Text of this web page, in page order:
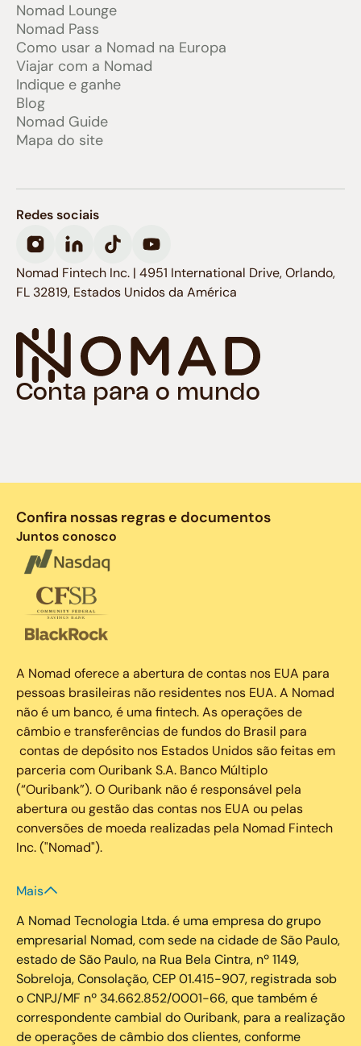
Nomad Lounge
Nomad Pass
Como usar a Nomad na Europa
Viajar com a Nomad
Indique e ganhe
Blog
Nomad Guide
Mapa do site
Conta para o mundo
Redes sociais
Nomad Fintech Inc. | 4951 International Drive, Orlando,
FL 32819, Estados Unidos da América
Confira nossas regras e documentos
Juntos conosco
A Nomad oferece a abertura de contas nos EUA para
pessoas brasileiras não residentes nos EUA. A Nomad
não é um banco, é uma fintech. As operações de
câmbio e transferências de fundos do Brasil para
contas de depósito nos Estados Unidos são feitas em
parceria com Ouribank S.A. Banco Múltiplo
(“Ouribank”). O Ouribank não é responsável pela
abertura ou gestão das contas nos EUA ou pelas
conversões de moeda realizadas pela Nomad Fintech
Inc. ("Nomad").
Mais
A Nomad Tecnologia Ltda. é uma empresa do grupo
empresarial Nomad, com sede na cidade de São Paulo,
estado de São Paulo, na Rua Bela Cintra, nº 1149,
Sobreloja, Consolação, CEP 01.415-907, registrada sob
o CNPJ/MF nº 34.662.852/0001-66, que também é
correspondente cambial do Ouribank, para a realização
de operações de câmbio dos clientes, conforme